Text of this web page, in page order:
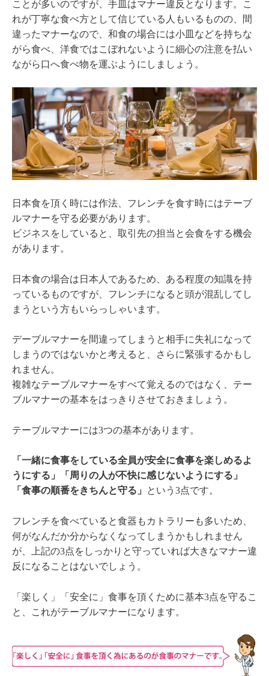
ことが多いのですが、手皿はマナー違反となります。こ
れが丁寧な食べ方として信じている人もいるものの、間
違ったマナーなので、和食の場合には小皿などを持ちな
がら食べ、洋食ではこぼれないように細心の注意を払い
ながら口へ食べ物を運ぶようにしましょう。
日本食を頂く時には作法、フレンチを食す時にはテーブ
ルマナーを守る必要があります。
ビジネスをしていると、取引先の担当と会食をする機会
があります。
日本食の場合は日本人であるため、ある程度の知識を持
っているものですが、フレンチになると頭が混乱してし
まうという方もいらっしゃいます。
デーブルマナーを間違ってしまうと相手に失礼になって
しまうのではないかと考えると、さらに緊張するかもし
れません。
複雑なテーブルマナーをすべて覚えるのではなく、テー
ブルマナーの基本をはっきりさせておきましょう。
テーブルマナーには3つの基本があります。
「一緒に食事をしている全員が安全に食事を楽しめるよ
うにする」「周りの人が不快に感じないようにする」
「食事の順番をきちんと守る」
という3点です。
フレンチを食べていると食器もカトラリーも多いため、
何がなんだか分からなくなってしまうかもしれません
が、上記の3点をしっかりと守っていれば大きなマナー違
反になることはないでしょう。
「楽しく」「安全に」食事を頂くために基本3点を守るこ
と、これがテーブルマナーになります。